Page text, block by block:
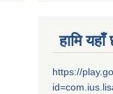
हामि यहाँ
https://